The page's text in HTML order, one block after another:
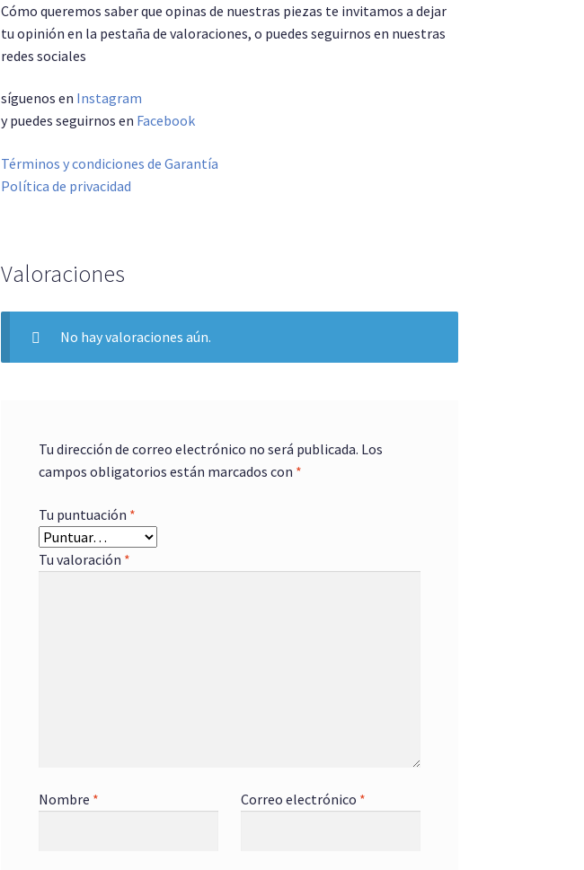
Cómo queremos saber que opinas de nuestras piezas te invitamos a dejar
tu opinión en la pestaña de valoraciones, o puedes seguirnos en nuestras
redes sociales
síguenos en Instagram
y puedes seguirnos en Facebook
Términos y condiciones de Garantía
Política de privacidad
Valoraciones
No hay valoraciones aún.
Tu dirección de correo electrónico no será publicada. Los
campos obligatorios están marcados con *
Tu puntuación *
Tu valoración *
Nombre * Correo electrónico *